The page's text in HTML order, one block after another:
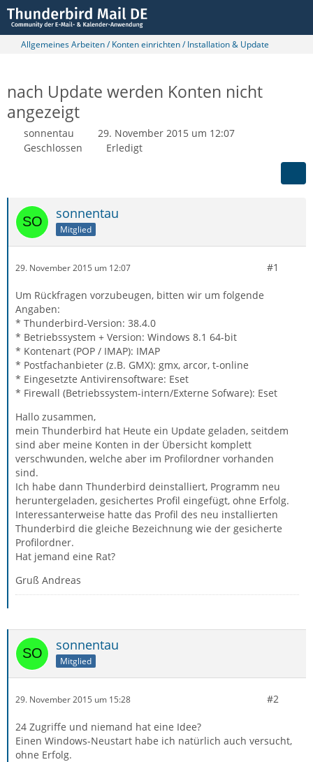
Allgemeines Arbeiten / Konten einrichten / Installation & Update
nach Update werden Konten nicht
angezeigt
sonnentau
29. November 2015 um 12:07
Geschlossen
Erledigt
sonnentau
Mitglied
29. November 2015 um 12:07 #1
Um Rückfragen vorzubeugen, bitten wir um folgende
Angaben:
* Thunderbird-Version: 38.4.0
* Betriebssystem + Version: Windows 8.1 64-bit
* Kontenart (POP / IMAP): IMAP
* Postfachanbieter (z.B. GMX): gmx, arcor, t-online
* Eingesetzte Antivirensoftware: Eset
* Firewall (Betriebssystem-intern/Externe Sofware): Eset
Hallo zusammen,
mein Thunderbird hat Heute ein Update geladen, seitdem
sind aber meine Konten in der Übersicht komplett
verschwunden, welche aber im Profilordner vorhanden
sind.
Ich habe dann Thunderbird deinstalliert, Programm neu
heruntergeladen, gesichertes Profil eingefügt, ohne Erfolg.
Interessanterweise hatte das Profil des neu installierten
Thunderbird die gleiche Bezeichnung wie der gesicherte
Profilordner.
Hat jemand eine Rat?
Gruß Andreas
sonnentau
Mitglied
29. November 2015 um 15:28 #2
24 Zugriffe und niemand hat eine Idee?
Einen Windows-Neustart habe ich natürlich auch versucht,
ohne Erfolg.